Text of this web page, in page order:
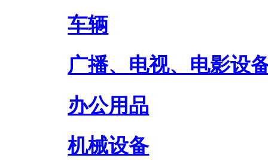
车辆
广播、电视、电影设
办公用品
机械设备